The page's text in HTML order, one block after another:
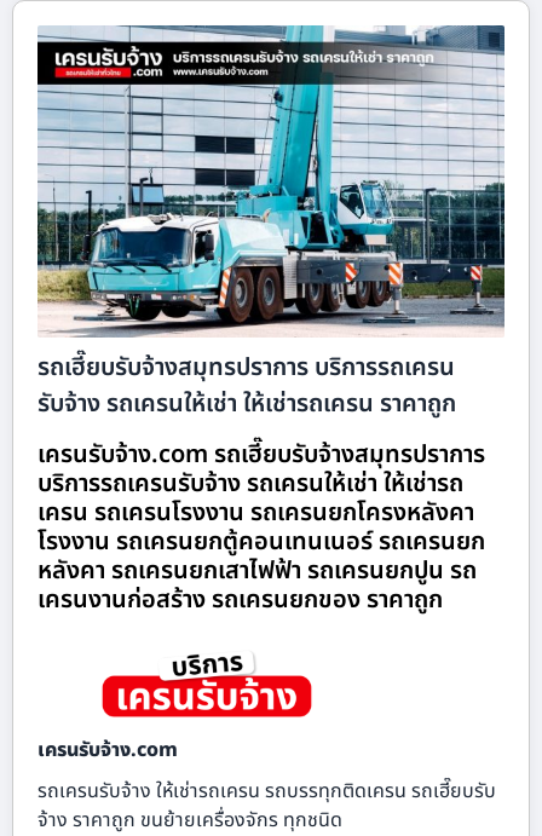
รถเฮี๊ยบรับจ้างสมุทรปราการ บริการรถเครน
รับจ้าง รถเครนให้เช่า ให้เช่ารถเครน ราคาถูก
เครนรับจ้าง.com รถเฮี๊ยบรับจ้างสมุทรปราการ
บริการรถเครนรับจ้าง รถเครนให้เช่า ให้เช่ารถ
เครน รถเครนโรงงาน รถเครนยกโครงหลังคา
โรงงาน รถเครนยกตู้คอนเทนเนอร์ รถเครนยก
หลังคา รถเครนยกเสาไฟฟ้า รถเครนยกปูน รถ
เครนงานก่อสร้าง รถเครนยกของ ราคาถูก
เครนรับจ้าง.com
รถเครนรับจ้าง ให้เช่ารถเครน รถบรรทุกติดเครน รถเฮี๊ยบรับ
จ้าง ราคาถูก ขนย้ายเครื่องจักร ทุกชนิด